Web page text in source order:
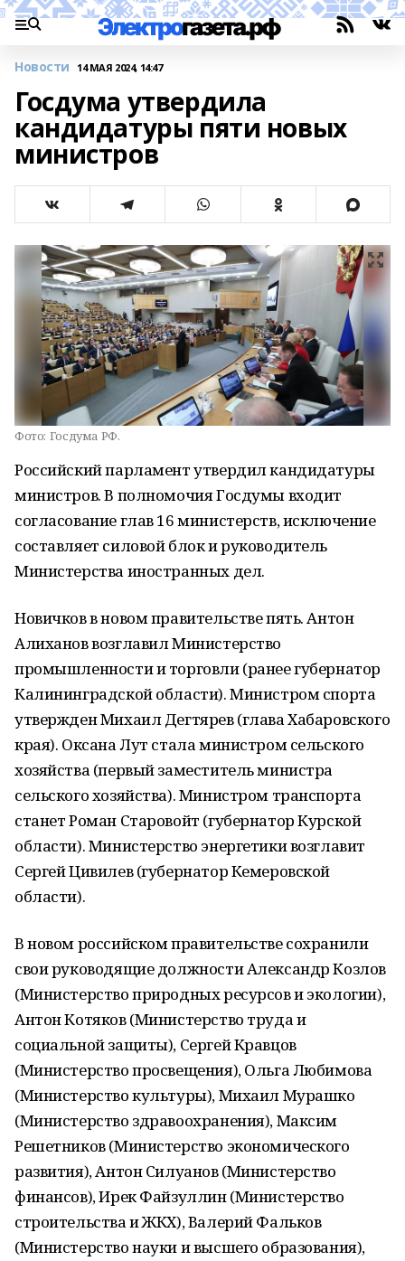
Новости 14 МАЯ 2024, 14:47
Госдума утвердила
кандидатуры пяти новых
министров
Фото: Госдума РФ.
Российский парламент утвердил кандидатуры
министров. В полномочия Госдумы входит
согласование глав 16 министерств, исключение
составляет силовой блок и руководитель
Министерства иностранных дел.
Новичков в новом правительстве пять. Антон
Алиханов возглавил Министерство
промышленности и торговли (ранее губернатор
Калининградской области). Министром спорта
утвержден Михаил Дегтярев (глава Хабаровского
края). Оксана Лут стала министром сельского
хозяйства (первый заместитель министра
сельского хозяйства). Министром транспорта
станет Роман Старовойт (губернатор Курской
области). Министерство энергетики возглавит
Сергей Цивилев (губернатор Кемеровской
области).
В новом российском правительстве сохранили
свои руководящие должности Александр Козлов
(Министерство природных ресурсов и экологии),
Антон Котяков (Министерство труда и
социальной защиты), Сергей Кравцов
(Министерство просвещения), Ольга Любимова
(Министерство культуры), Михаил Мурашко
(Министерство здравоохранения), Максим
Решетников (Министерство экономического
развития), Антон Силуанов (Министерство
финансов), Ирек Файзуллин (Министерство
строительства и ЖКХ), Валерий Фальков
(Министерство науки и высшего образования),